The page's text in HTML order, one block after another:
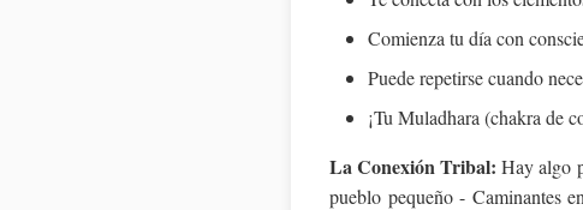
Comienza tu día con
Puede repetirse cuando
¡Tu Muladhara (chakra de
La Conexión Tribal: Hay algo
pueblo pequeño - Caminantes